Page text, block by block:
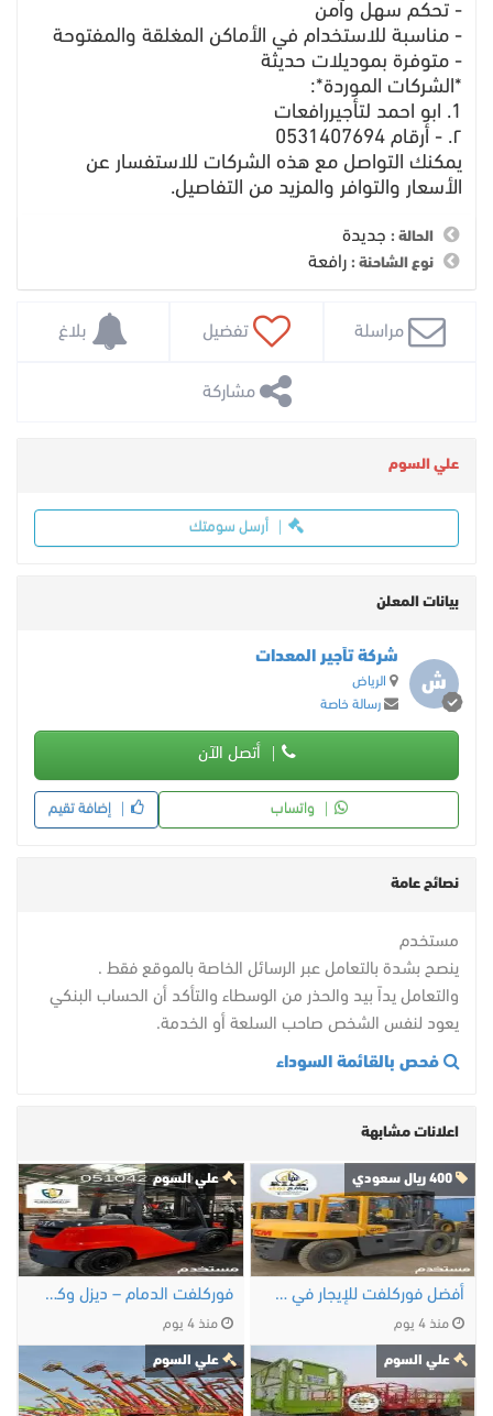
- تحكم سهل وآمن
- مناسبة للاستخدام في الأماكن المغلقة والمفتوحة
- متوفرة بموديلات حديثة
*الشركات الموردة*:
1. ابو احمد لتأجيررافعات
٢. - أرقام 0531407694
يمكنك التواصل مع هذه الشركات للاستفسار عن
الأسعار والتوافر والمزيد من التفاصيل.
الحالة : جديدة
نوع الشاحنة : رافعة
مراسلة تفضيل
مشاركة
علي السوم
أرسل سومتك
بيانات المعلن
ش
شركة تأجير المعدات
الرياض
رسالة خاصة
أتصل الآن
واتساب إضافة تقيم
نصائح عامة
مستخدم
ينصح بشدة بالتعامل عبر الرسائل الخاصة بالموقع فقط .
والتعامل يداً بيد والحذر من الوسطاء والتأكد أن الحساب البنكي
يعود لنفس الشخص صاحب السلعة أو الخدمة.
فحص بالقائمة السوداء
اعلانات مشابهة
أفضل فوركلفت للإيجار في الدمام | ديزل، …
منذ 4 يوم
علي السوم
فوركلفت الدمام – ديزل وكهرباء وغاز LPG
منذ 4 يوم
علي السوم علي السوم